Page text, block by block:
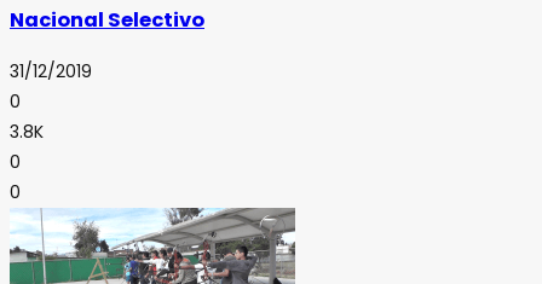
Nacional Selectivo
31/12/2019
0
3.8K
0
0